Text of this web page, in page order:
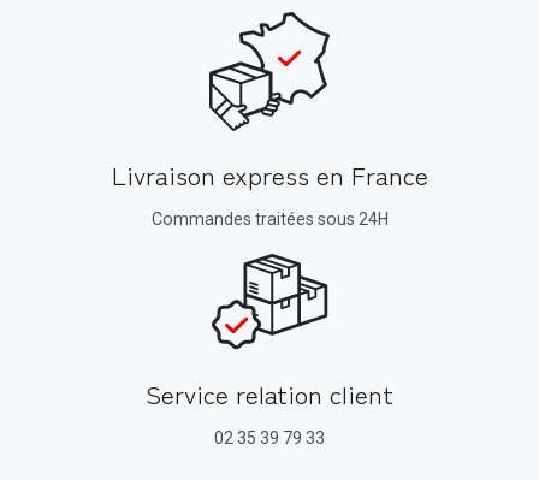
Livraison express en France
Commandes traitées sous 24H
Service relation client
02 35 39 79 33